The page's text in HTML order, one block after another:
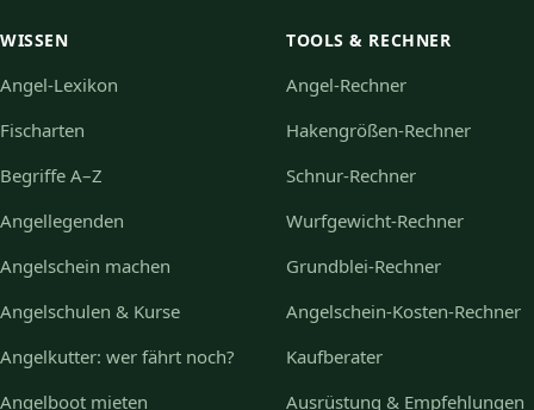
WISSEN
Angel-Lexikon
Fischarten
Begriffe A–Z
Angellegenden
Angelschein machen
Angelschulen & Kurse
Angelkutter: wer fährt noch?
Angelboot mieten
TOOLS & RECHNER
Angel-Rechner
Hakengrößen-Rechner
Schnur-Rechner
Wurfgewicht-Rechner
Grundblei-Rechner
Angelschein-Kosten-Rechner
Kaufberater
Ausrüstung & Empfehlungen